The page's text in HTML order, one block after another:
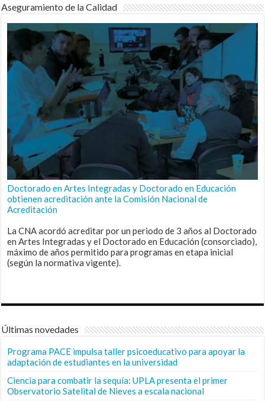
Aseguramiento de la Calidad
Doctorado en Artes Integradas y Doctorado en Educación
obtienen acreditación ante la Comisión Nacional de
Acreditación
La CNA acordó acreditar por un periodo de 3 años al Doctorado
en Artes Integradas y el Doctorado en Educación (consorciado),
máximo de años permitido para programas en etapa inicial
(según la normativa vigente).
Últimas novedades
Programa PACE impulsa taller psicoeducativo para apoyar la
adaptación de estudiantes en la universidad
Ciencia para combatir la sequía: UPLA presenta el primer
Observatorio Satelital de Nieves a escala nacional